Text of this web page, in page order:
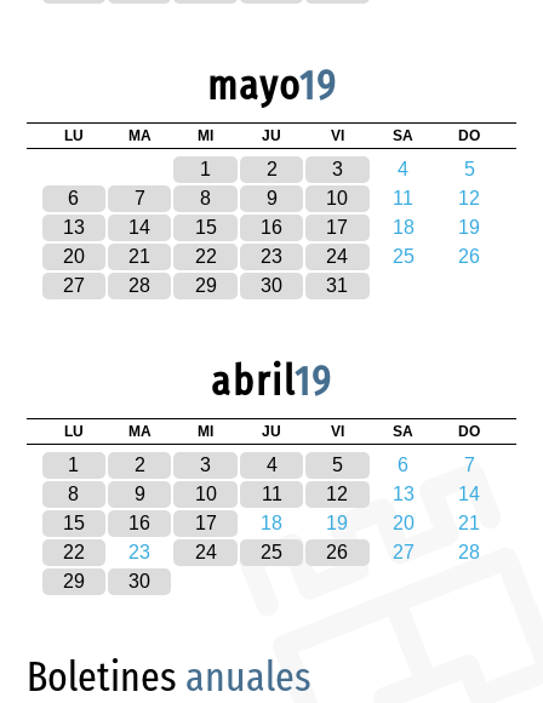
mayo19
LU MA MI JU VI SA DO
1 2 3 4
5
6
7 8 9 10 11
12
13
14 15 16 17 18
19
20
21 22 23 24 25
26
27
28 29 30 31
abril19
LU MA MI JU VI SA DO
1 2 3 4 5 6
7
8
9 10 11 12 13
14
15
16 17 18 19 20
21
22
23 24 25 26 27
28
29
30
Boletines anuales